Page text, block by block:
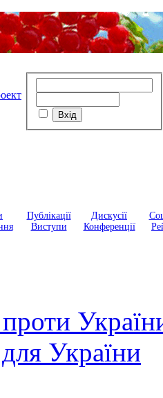
Публікації
Виступи
Дискусії
Конференції
України